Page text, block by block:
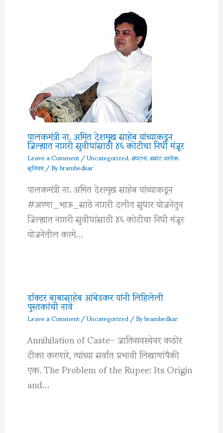
पालकमंत्री ना. अमित देशमुख साहेब यांच्याकडून
जिल्ह्यात नागरी सुवीधांसाठी ४६ कोटीचा निधी मंजूर
Leave a Comment/Uncategorized,संघटना,सम्राट अशोक,
सुविचार/ Bybrambedkar
पालकमंत्री ना. अमित देशमुख साहेब यांच्याकडून
#अण्णा_भाऊ_साठे नागरी दलीत सुधार योजनेतुन
जिल्ह्यात नागरी सुवीधांसाठी ४६ कोटीचा निधी मंजूर
योजनेतील कामे…
डॉक्टर बाबासाहेब आंबेडकर यांनी लिहिलेली
पुस्तकांची नावे
Leave a Comment/Uncategorized/ Bybrambedkar
Annihilation of Caste– जातिव्यवस्थेवर कठोर
टीका करणारे, त्यांच्या सर्वात प्रभावी लिखाणांपैकी
एक. The Problem of the Rupee: Its Origin
and…